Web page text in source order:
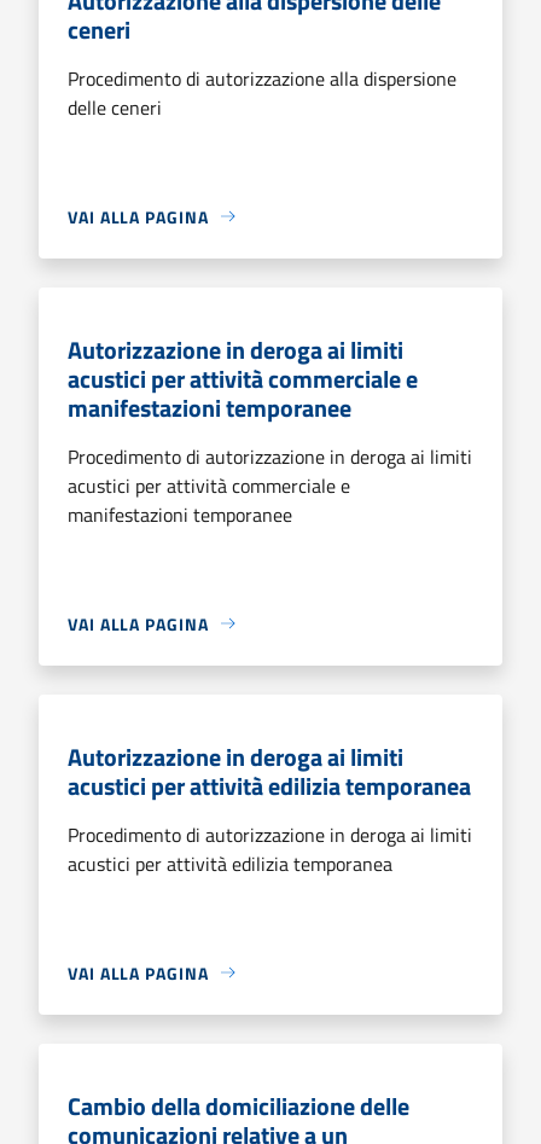
ceneri
Procedimento di autorizzazione alla dispersione
delle ceneri
VAI ALLA PAGINA
Autorizzazione in deroga ai limiti
acustici per attività commerciale e
manifestazioni temporanee
Procedimento di autorizzazione in deroga ai limiti
acustici per attività commerciale e
manifestazioni temporanee
VAI ALLA PAGINA
Autorizzazione in deroga ai limiti
acustici per attività edilizia temporanea
Procedimento di autorizzazione in deroga ai limiti
acustici per attività edilizia temporanea
VAI ALLA PAGINA
Cambio della domiciliazione delle
comunicazioni relative a un